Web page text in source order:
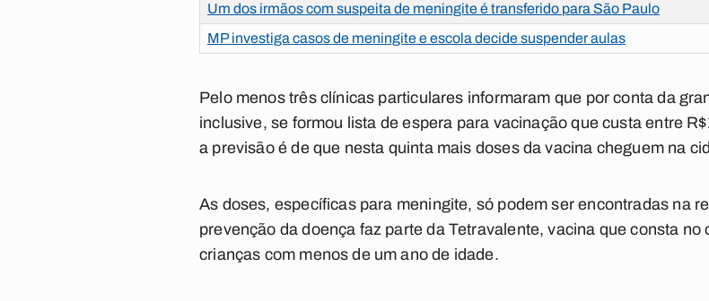
Um dos irmãos com suspeita de meningite é transferido para São Paulo
MP investiga casos de meningite e escola decide suspender aulas
Pelo menos três clínicas particulares informaram que por conta da
inclusive, se formou lista de espera para vacinação que custa entre
a previsão é de que nesta quinta mais doses da vacina cheguem na
As doses, específicas para meningite, só podem ser encontradas na
prevenção da doença faz parte da Tetravalente, vacina que consta
crianças com menos de um ano de idade.